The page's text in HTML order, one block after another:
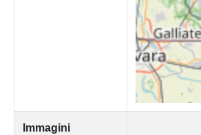
Immagini